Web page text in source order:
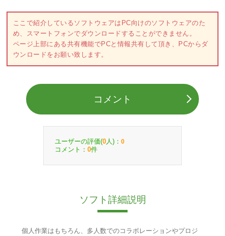
ここで紹介しているソフトウェアはPC向けのソフトウェアのた
め、スマートフォンでダウンロードすることができません。
ページ上部にある共有機能でPCと情報共有して頂き、PCからダ
ウンロードをお願い致します。
コメント
ユーザーの評価(0 人)： 0
コメント： 0件
ソフト詳細説明
個人作業はもちろん、多人数でのコラボレーションやプロジ